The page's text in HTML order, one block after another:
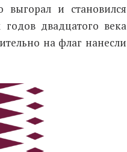
выгорал и становился
двадцатого века
на флаг нанесли